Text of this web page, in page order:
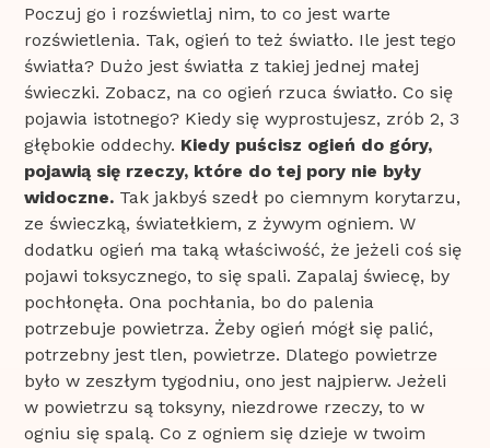
Poczuj go i rozświetlaj nim, to co jest warte
rozświetlenia. Tak, ogień to też światło. Ile jest tego
światła? Dużo jest światła z takiej jednej małej
świeczki. Zobacz, na co ogień rzuca światło. Co się
pojawia istotnego? Kiedy się wyprostujesz, zrób 2, 3
głębokie oddechy. Kiedy puścisz ogień do góry,
pojawią się rzeczy, które do tej pory nie były
widoczne. Tak jakbyś szedł po ciemnym korytarzu,
ze świeczką, światełkiem, z żywym ogniem. W
dodatku ogień ma taką właściwość, że jeżeli coś się
pojawi toksycznego, to się spali. Zapalaj świecę, by
pochłonęła. Ona pochłania, bo do palenia
potrzebuje powietrza. Żeby ogień mógł się palić,
potrzebny jest tlen, powietrze. Dlatego powietrze
było w zeszłym tygodniu, ono jest najpierw. Jeżeli
w powietrzu są toksyny, niezdrowe rzeczy, to w
ogniu się spalą. Co z ogniem się dzieje w twoim